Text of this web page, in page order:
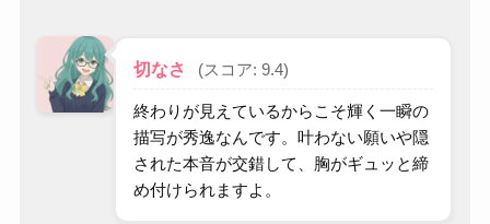
切なさ (スコア: 9.4)
終わりが見えているからこそ輝く一瞬の
描写が秀逸なんです。叶わない願いや隠
された本音が交錯して、胸がギュッと締
め付けられますよ。